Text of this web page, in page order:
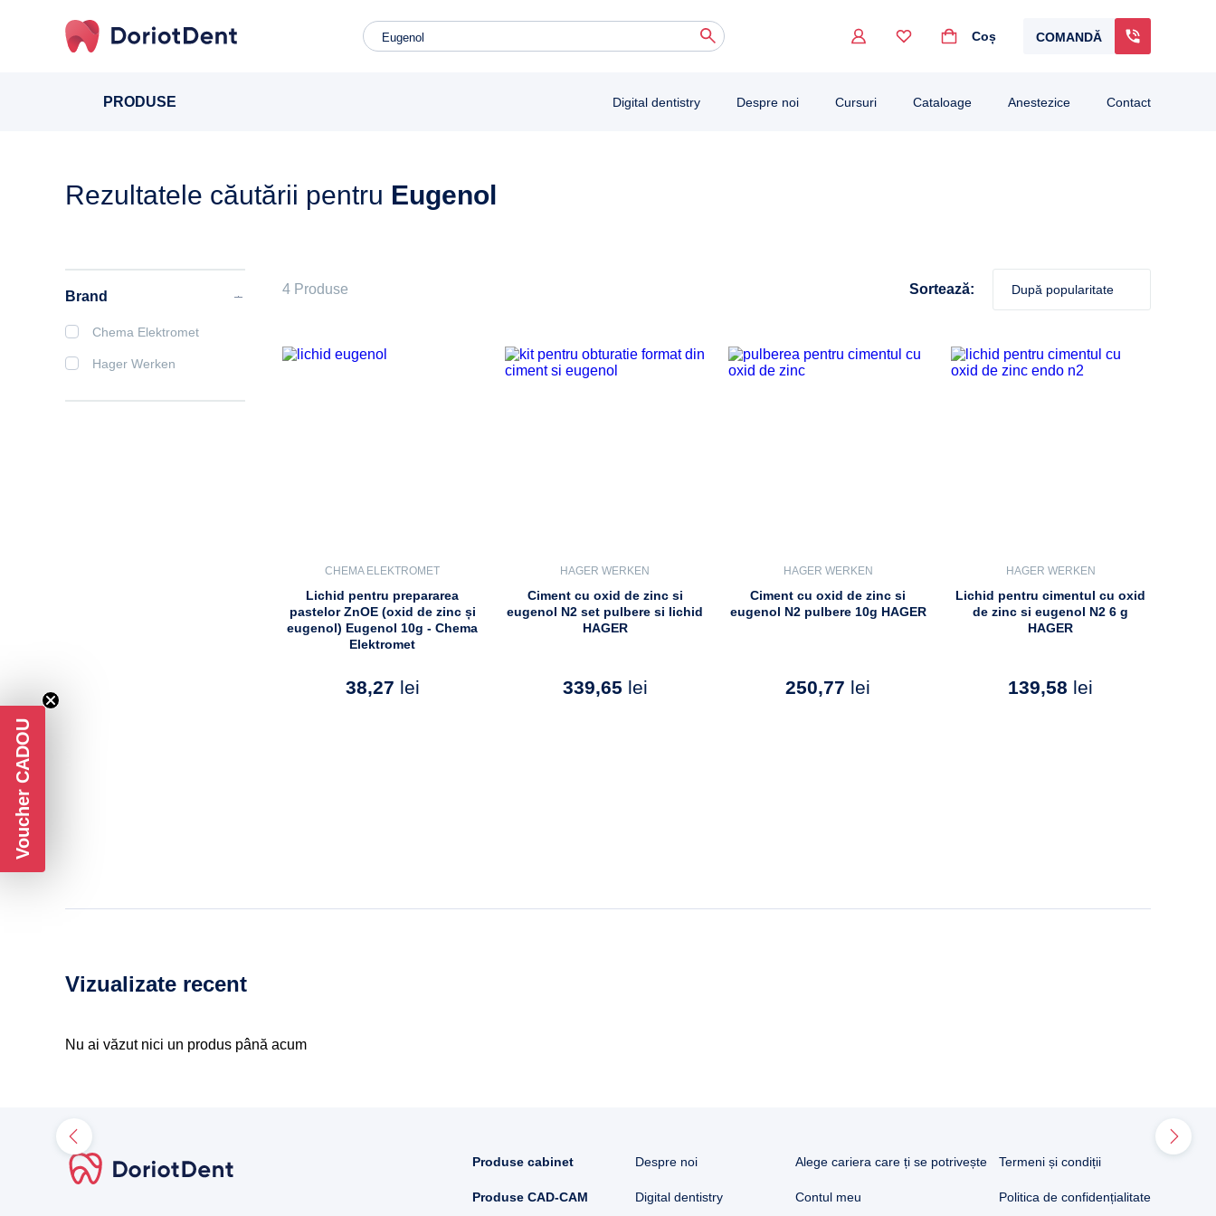
Caută
după:
Coș COMANDĂ
PRODUSE Digital dentistry Despre noi Cursuri Cataloage Anestezice Contact
Rezultatele căutării pentru Eugenol
Brand
Chema Elektromet
Hager Werken
4 Produse Sortează:
CHEMA ELEKTROMET
Lichid pentru prepararea
pastelor ZnOE (oxid de zinc și
eugenol) Eugenol 10g - Chema
Elektromet
38,27 lei
HAGER WERKEN
Ciment cu oxid de zinc si
eugenol N2 set pulbere si lichid
HAGER
339,65 lei
HAGER WERKEN
Ciment cu oxid de zinc si
eugenol N2 pulbere 10g HAGER
250,77 lei
HAGER WERKEN
Lichid pentru cimentul cu oxid
de zinc si eugenol N2 6 g
HAGER
139,58 lei
Vizualizate recent
Nu ai văzut nici un produs până acum
Produse cabinet
Produse CAD-CAM
Despre noi
Digital dentistry
Alege cariera care ți se potrivește
Contul meu
Termeni și condiții
Politica de confidențialitate
Voucher CADOU